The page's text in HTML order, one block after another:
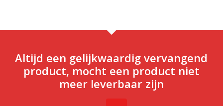
Altijd een gelijkwaardig vervangend
product, mocht een product niet
meer leverbaar zijn